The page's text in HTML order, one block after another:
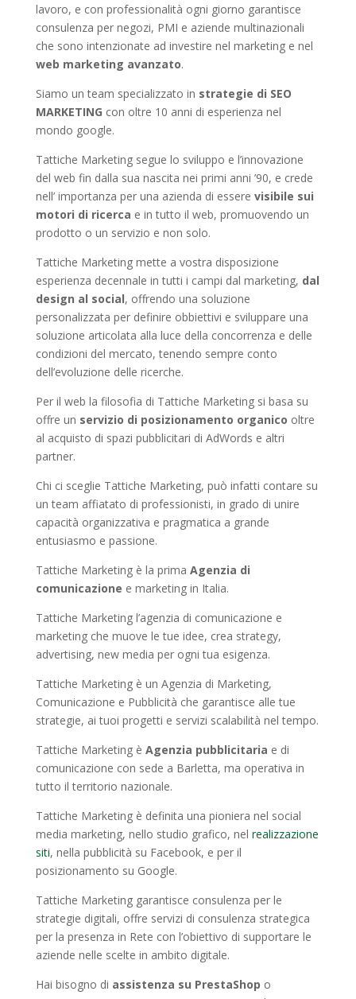
lavoro, e con professionalità ogni giorno garantisce
consulenza per negozi, PMI e aziende multinazionali
che sono intenzionate ad investire nel marketing e nel
web marketing avanzato.
Siamo un team specializzato in strategie di SEO
MARKETING con oltre 10 anni di esperienza nel
mondo google.
Tattiche Marketing segue lo sviluppo e l’innovazione
del web fin dalla sua nascita nei primi anni ’90, e crede
nell’ importanza per una azienda di essere visibile sui
motori di ricerca e in tutto il web, promuovendo un
prodotto o un servizio e non solo.
Tattiche Marketing mette a vostra disposizione
esperienza decennale in tutti i campi dal marketing, dal
design al social, offrendo una soluzione
personalizzata per definire obbiettivi e sviluppare una
soluzione articolata alla luce della concorrenza e delle
condizioni del mercato, tenendo sempre conto
dell’evoluzione delle ricerche.
Per il web la filosofia di Tattiche Marketing si basa su
offre un servizio di posizionamento organico oltre
al acquisto di spazi pubblicitari di AdWords e altri
partner.
Chi ci sceglie Tattiche Marketing, può infatti contare su
un team affiatato di professionisti, in grado di unire
capacità organizzativa e pragmatica a grande
entusiasmo e passione.
Tattiche Marketing è la prima Agenzia di
comunicazione e marketing in Italia.
Tattiche Marketing l’agenzia di comunicazione e
marketing che muove le tue idee, crea strategy,
advertising, new media per ogni tua esigenza.
Tattiche Marketing è un Agenzia di Marketing,
Comunicazione e Pubblicità che garantisce alle tue
strategie, ai tuoi progetti e servizi scalabilità nel tempo.
Tattiche Marketing è Agenzia pubblicitaria e di
comunicazione con sede a Barletta, ma operativa in
tutto il territorio nazionale.
Tattiche Marketing è definita una pioniera nel social
media marketing, nello studio grafico, nel realizzazione
siti, nella pubblicità su Facebook, e per il
posizionamento su Google.
Tattiche Marketing garantisce consulenza per le
strategie digitali, offre servizi di consulenza strategica
per la presenza in Rete con l’obiettivo di supportare le
aziende nelle scelte in ambito digitale.
Hai bisogno di assistenza su PrestaShop o